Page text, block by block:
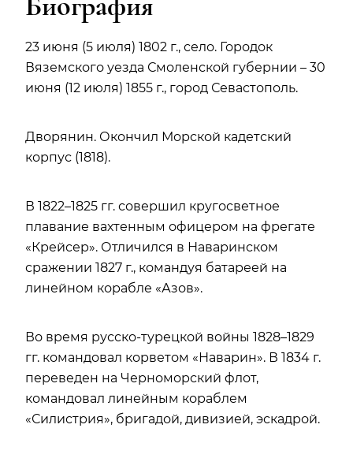
23 июня (5 июля) 1802 г., село. Городок
Вяземского уезда Смоленской губернии – 30
июня (12 июля) 1855 г., город Севастополь.
Дворянин. Окончил Морской кадетский
корпус (1818).
В 1822–1825 гг. совершил кругосветное
плавание вахтенным офицером на фрегате
«Крейсер». Отличился в Наваринском
сражении 1827 г., командуя батареей на
линейном корабле «Азов».
Во время русско-турецкой войны 1828–1829
гг. командовал корветом «Наварин». В 1834 г.
переведен на Черноморский флот,
командовал линейным кораблем
«Силистрия», бригадой, дивизией, эскадрой.